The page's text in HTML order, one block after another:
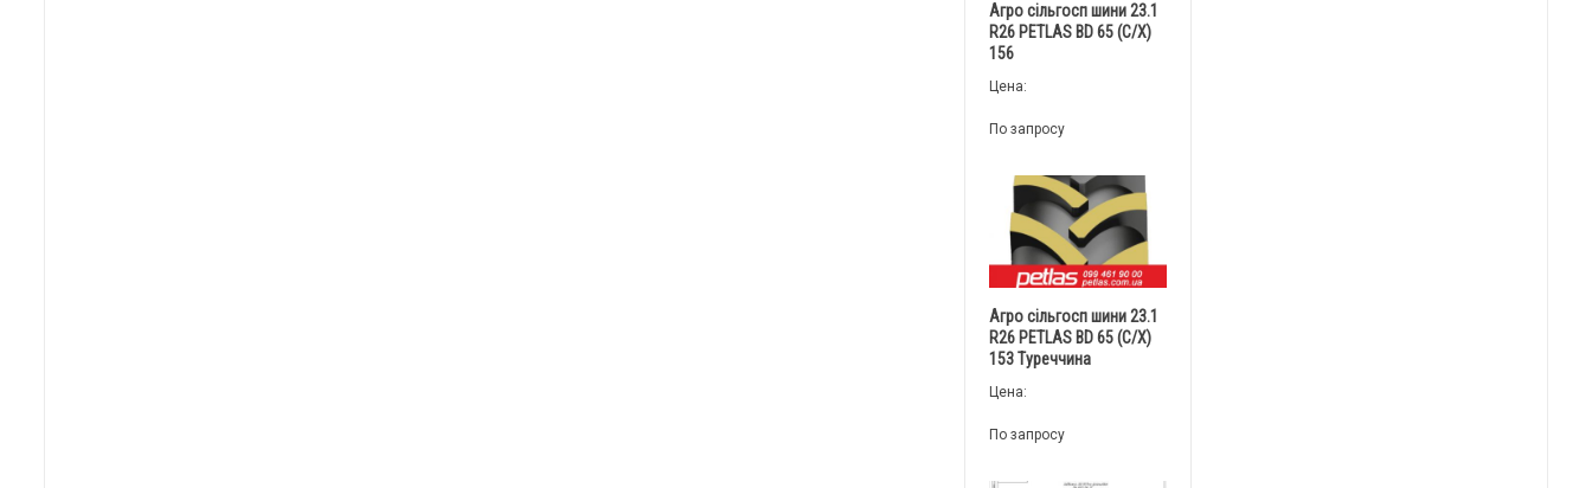
Агро сільгосп шини 23.1
R26 PETLAS BD 65 (С/Х)
156
Цена:
По запросу
Агро сільгосп шини 23.1
R26 PETLAS BD 65 (С/Х)
153 Туреччина
Цена:
По запросу